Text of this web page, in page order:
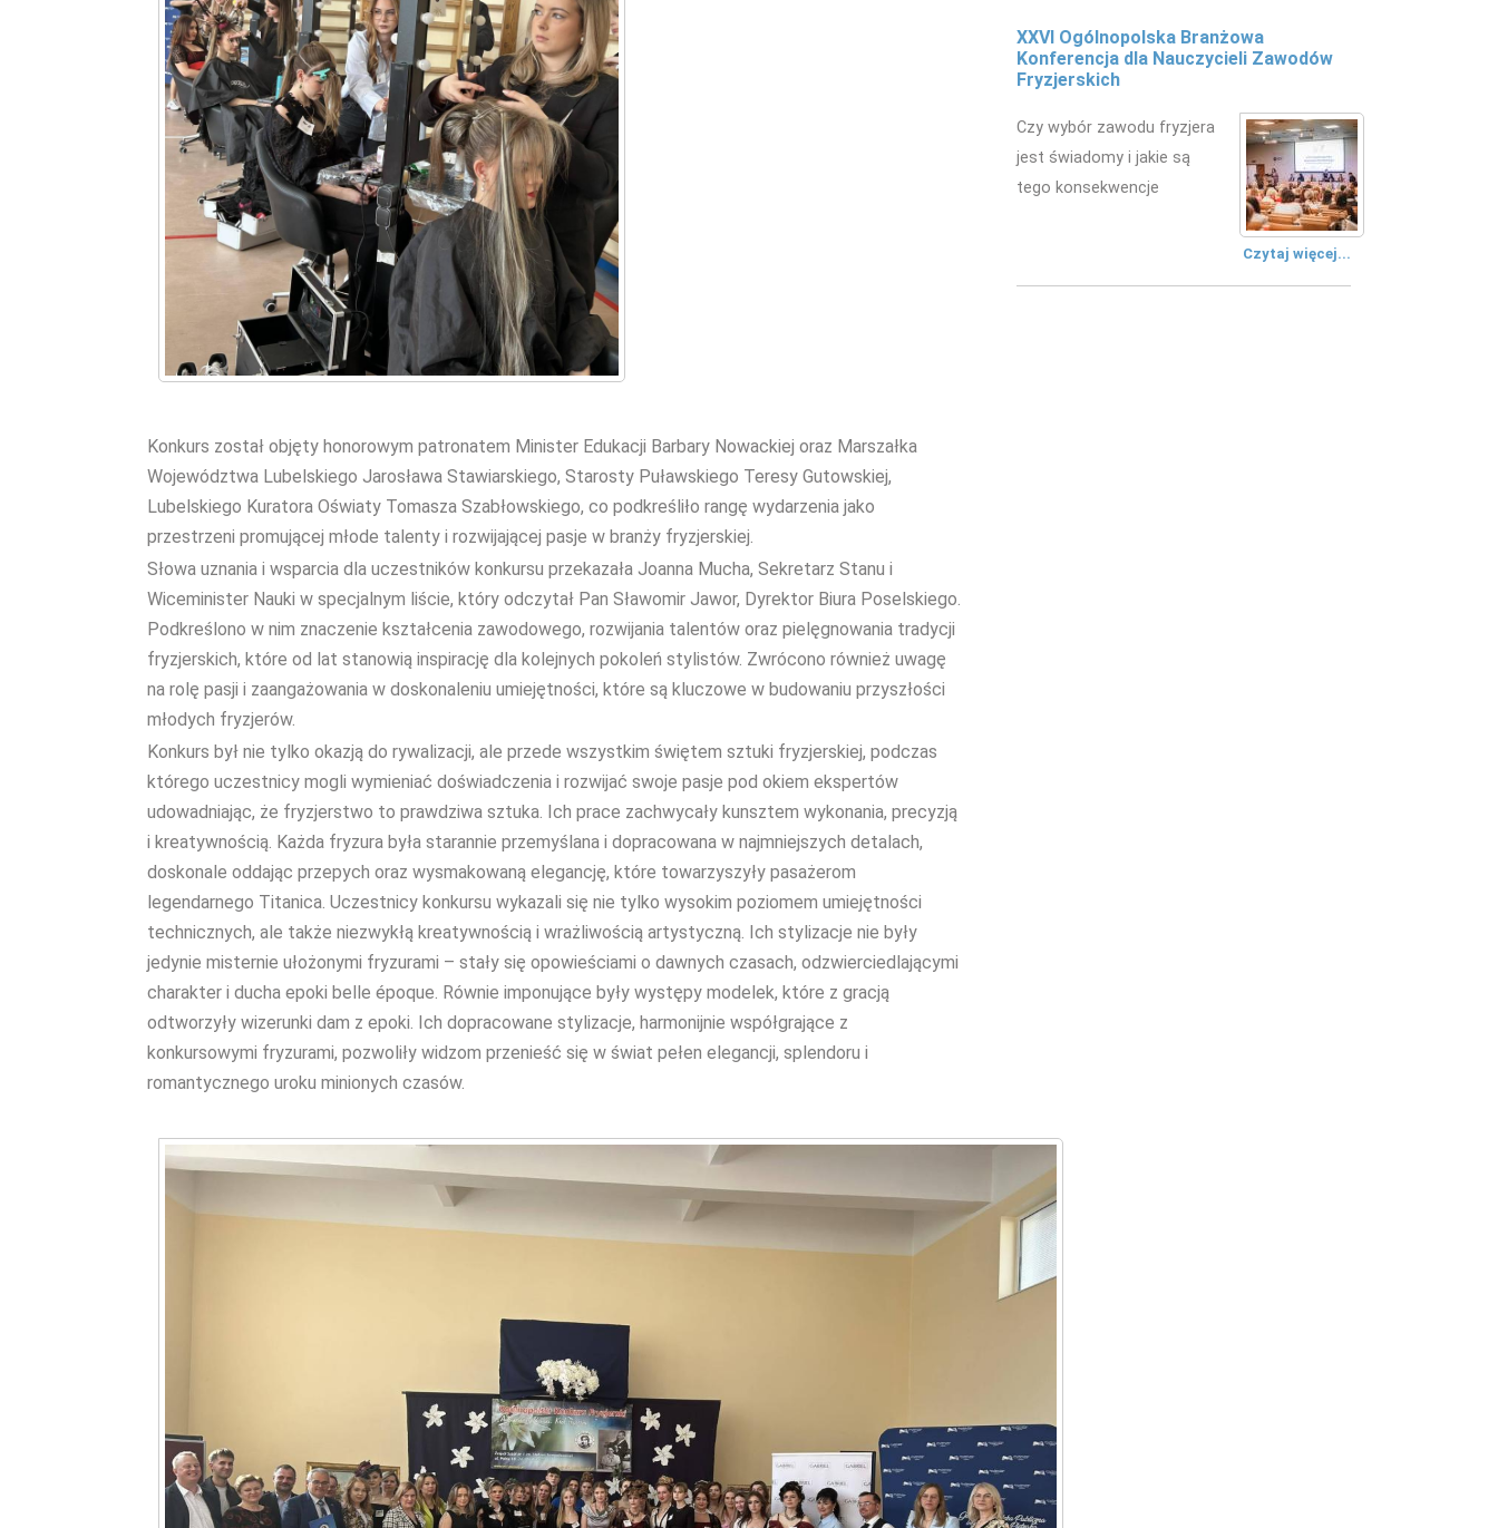
Fryzjerstwo łączy pokolenia –
doświadczenie edukacyjne w
kształceniu przyszłych fryzjerów
W Zespole Szkół
Mechanicznych w Kielcach
zorganizowano wydarzenie
Czytaj więcej...
Konkurs został objęty honorowym patronatem Minister Edukacji Barbary Nowackiej oraz Marszałka
Województwa Lubelskiego Jarosława Stawiarskiego, Starosty Puławskiego Teresy Gutowskiej,
Lubelskiego Kuratora Oświaty Tomasza Szabłowskiego, co podkreśliło rangę wydarzenia jako
przestrzeni promującej młode talenty i rozwijającej pasje w branży fryzjerskiej.
Słowa uznania i wsparcia dla uczestników konkursu przekazała Joanna Mucha, Sekretarz Stanu i
Wiceminister Nauki w specjalnym liście, który odczytał Pan Sławomir Jawor, Dyrektor Biura Poselskiego.
Podkreślono w nim znaczenie kształcenia zawodowego, rozwijania talentów oraz pielęgnowania tradycji
fryzjerskich, które od lat stanowią inspirację dla kolejnych pokoleń stylistów. Zwrócono również uwagę
na rolę pasji i zaangażowania w doskonaleniu umiejętności, które są kluczowe w budowaniu przyszłości
młodych fryzjerów.
Konkurs był nie tylko okazją do rywalizacji, ale przede wszystkim świętem sztuki fryzjerskiej, podczas
którego uczestnicy mogli wymieniać doświadczenia i rozwijać swoje pasje pod okiem ekspertów
udowadniając, że fryzjerstwo to prawdziwa sztuka. Ich prace zachwycały kunsztem wykonania, precyzją
i kreatywnością. Każda fryzura była starannie przemyślana i dopracowana w najmniejszych detalach,
doskonale oddając przepych oraz wysmakowaną elegancję, które towarzyszyły pasażerom
legendarnego Titanica. Uczestnicy konkursu wykazali się nie tylko wysokim poziomem umiejętności
technicznych, ale także niezwykłą kreatywnością i wrażliwością artystyczną. Ich stylizacje nie były
jedynie misternie ułożonymi fryzurami – stały się opowieściami o dawnych czasach, odzwierciedlającymi
charakter i ducha epoki belle époque. Równie imponujące były występy modelek, które z gracją
odtworzyły wizerunki dam z epoki. Ich dopracowane stylizacje, harmonijnie współgrające z
konkursowymi fryzurami, pozwoliły widzom przenieść się w świat pełen elegancji, splendoru i
romantycznego uroku minionych czasów.